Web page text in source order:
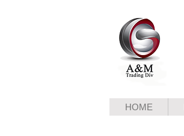
HOME